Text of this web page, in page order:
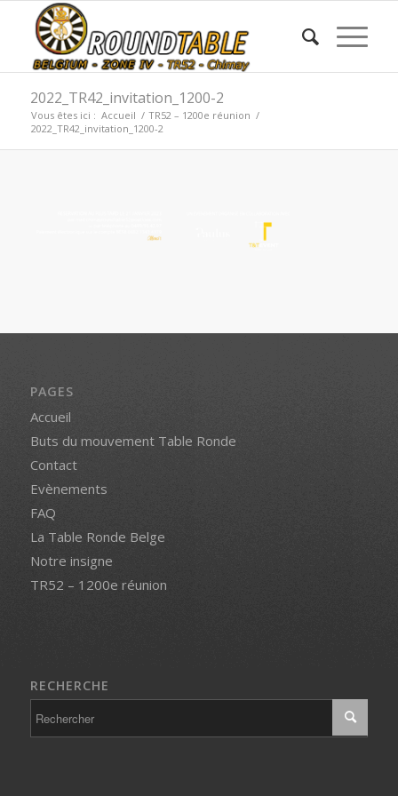
2022_TR42_invitation_1200-2
Vous êtes ici : Accueil / TR52 – 1200e réunion /
2022_TR42_invitation_1200-2
PAGES
Accueil
Buts du mouvement Table Ronde
Contact
Evènements
FAQ
La Table Ronde Belge
Notre insigne
TR52 – 1200e réunion
RECHERCHE